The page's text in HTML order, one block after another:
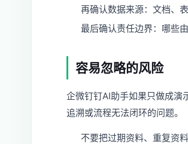
再确认数据来源：文档、
最后确认责任边界：哪些
容易忽略的风险
企微钉钉AI助手如果只做成演
追溯或流程无法闭环的问题。
不要把过期资料、重复资